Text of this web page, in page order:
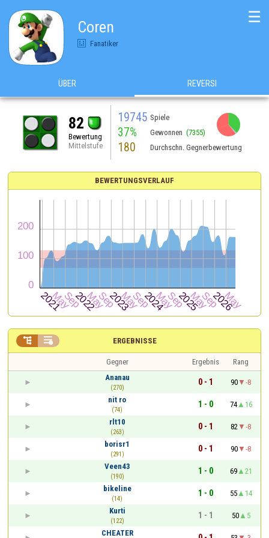
Coren
Fanatiker
☰
ÜBER REVERSI
82
Bewertung
Mittelstufe
19745 Spiele
37% Gewonnen (7355)
180 Durchschn. Gegnerbewertung
BEWERTUNGSVERLAUF
ERGEBNISSE
 
Gegner Ergebnis
Rang
Ananau
(270)
0 - 1 90
-8
nit ro
(74)
1 - 0 74
16
rlt10
(263)
0 - 1 82
-8
borisr1
(291)
0 - 1 90
-8
Veen43
(190)
1 - 0 69
21
bikeline
(14)
1 - 0 55
14
Kurti
(122)
1 - 1 50
5
CHEATER